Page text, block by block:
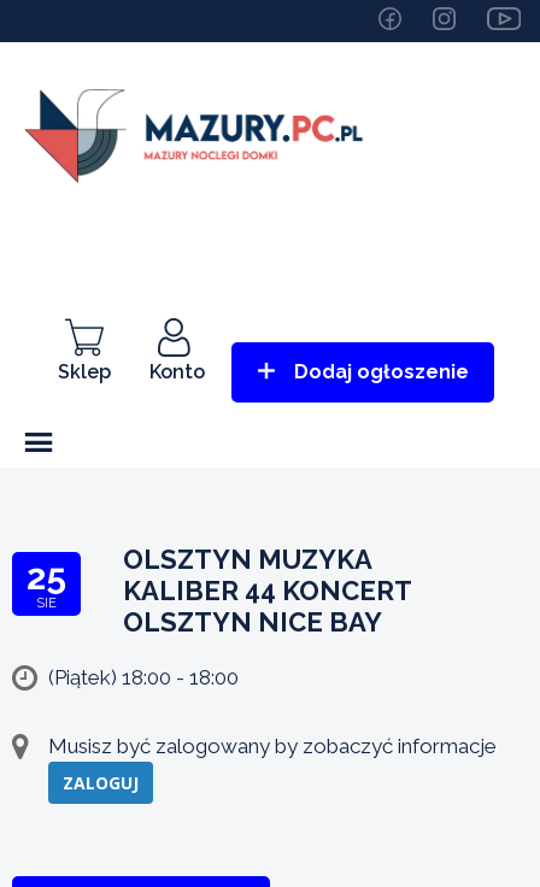
Sklep Konto Dodaj ogłoszenie
25
SIE
OLSZTYN MUZYKA
KALIBER 44 KONCERT
OLSZTYN NICE BAY
(Piątek) 18:00 - 18:00
Musisz być zalogowany by zobaczyć informacje
ZALOGUJ